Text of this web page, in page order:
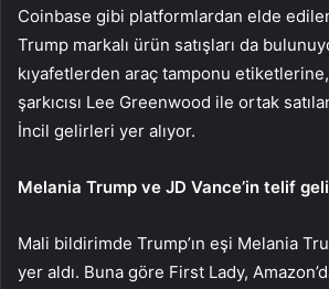
Coinbase gibi platformlardan elde
Trump markalı ürün satışları da
kıyafetlerden araç tamponu
şarkıcısı Lee Greenwood ile ortak
İncil gelirleri yer alıyor.
Melania Trump ve JD Vance’in telif
Mali bildirimde Trump’ın eşi Melania
yer aldı. Buna göre First Lady,